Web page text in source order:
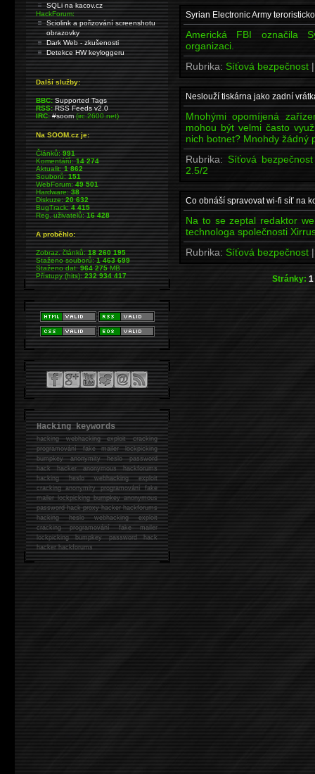
Syrian Electronic Army
Americká FBI označila
organizaci.
Rubrika: Síťová bezpečnost
Neslouží tiskárna jako zadní
Mnohými opomíjená
mohou být velmi často
nich botnet? Mnohdy žádný
Rubrika: Síťová
2.5/2
Co obnáší spravovat wi-fi síť na
Na to se zeptal redaktor
technologa společnosti
Rubrika: Síťová bezpečnost
Stránky: 1
SQLi na kacov.cz
HackForum:
Sciolink a pořizování screenshotu
obrazovky
Dark Web - zkušenosti
Detekce HW keyloggeru
Další služby:
BBC: Supported Tags
RSS: RSS Feeds v2.0
IRC: #soom(irc.2600.net)
Na SOOM.cz je:
Článků:991
Komentářů:14 274
Aktualit:1 862
Souborů:151
WebForum:49 501
Hardware:38
Diskuze:20 632
BugTrack:4 415
Reg. uživatelů:16 428
A proběhlo:
Zobraz. článků:18 260 195
Staženo souborů:1 463 699
Staženo dat:964 275MB
Přístupy (hits):232 934 417
Hacking keywords
hackingwebhacking exploit cracking
programování fake mailer lockpicking
bumpkey anonymity heslo password
hackhacker anonymous hackforums
hackingheslo webhacking exploit
cracking anonymity programování fake
mailer lockpicking bumpkey anonymous
password hack proxy hacker hackforums
hacking heslo webhacking exploit
cracking programování fake mailer
lockpicking bumpkey password hack
hackerhackforums